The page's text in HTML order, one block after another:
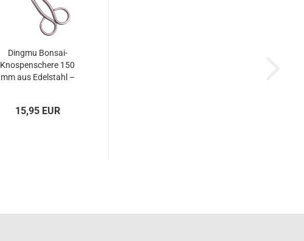
Dingmu Bonsai-
Knospenschere 150
mm aus Edelstahl –
15,95 EUR